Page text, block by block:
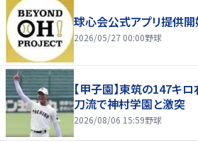
球心会公式アプリ提供開
2026/05/27 00:00野球
【甲子園】東筑の147キ
刀流で神村学園と激突
2026/08/06 15:59野球